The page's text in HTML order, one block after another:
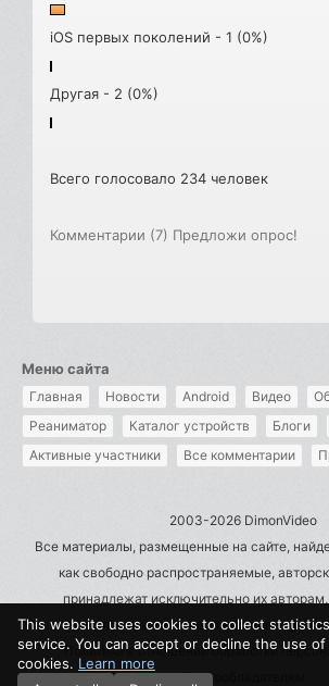
iOS первых поколений - 1 (0%)
Другая - 2 (0%)
Всего голосовало 234 человек
Комментарии (7) Предложи опрос!
Меню сайта
Главная Новости Android Видео
Реаниматор
Каталог устройств Блоги
Активные участники
Все комментарии
2003-2026 DimonVideo
Все материалы, размещенные на сайте,
как свободно распространяемые,
принадлежат исключительно их
претензии - пишите на
Политика в отношении обработки
Правообладателям
This website uses cookies to collect
service. You can accept or decline the use
cookies. Learn more